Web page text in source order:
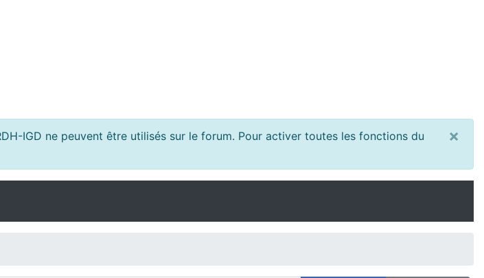
IGD ne peuvent être utilisés sur le forum. Pour activer toutes les fonctions du
×